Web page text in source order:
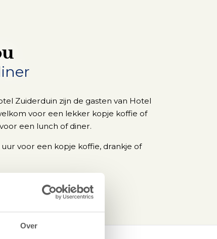
Over
Zuiderduin zijn de gasten van Hotel
voor een lekker kopje koffie of
een lunch of diner.
uur voor een kopje koffie, drankje of